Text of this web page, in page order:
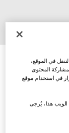
في الموقع،
المحتوى
في استخدام موقع
الويب هذا، يُرجى